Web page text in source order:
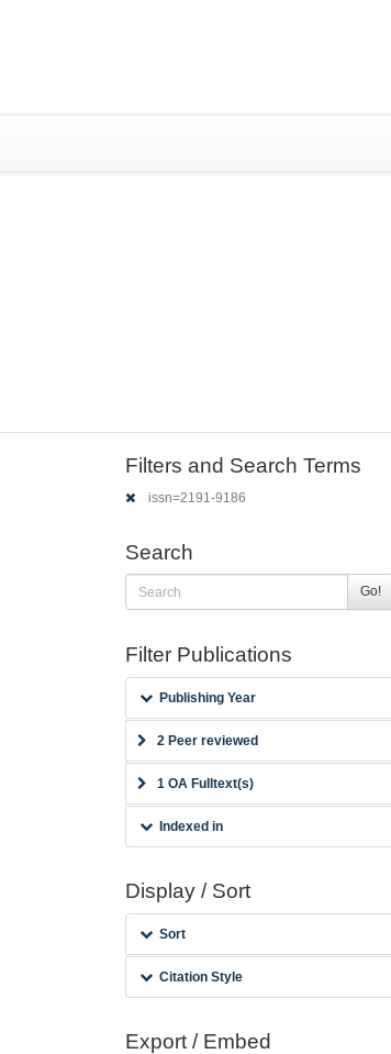
Filters and Search Terms
issn=2191-9186
Search
Go!
Filter Publications
Publishing Year
2 Peer reviewed
1 OA Fulltext(s)
Indexed in
Display / Sort
Sort
Citation Style
Export / Embed